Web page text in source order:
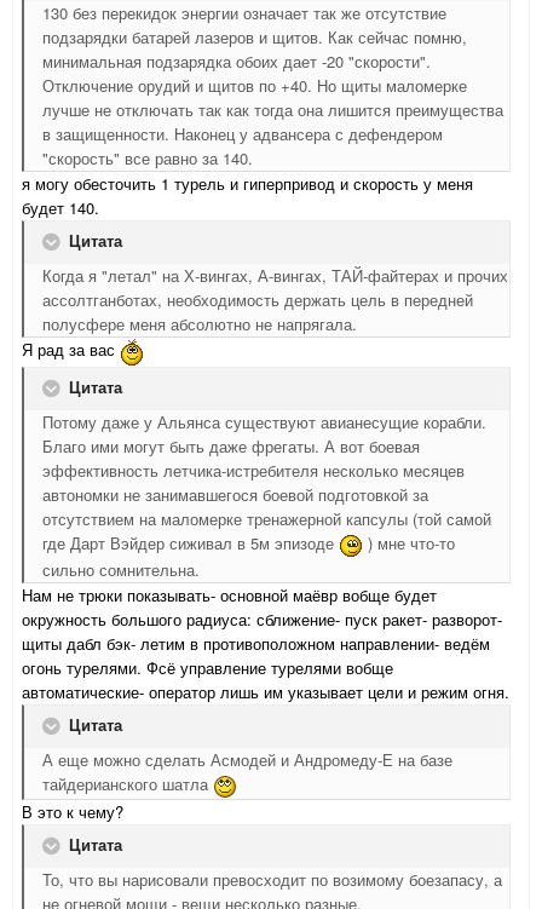
130 без перекидок энергии означает так же отсутствие
подзарядки батарей лазеров и щитов. Как сейчас помню,
минимальная подзарядка обоих дает -20 "скорости".
Отключение орудий и щитов по +40. Но щиты маломерке
лучше не отключать так как тогда она лишится преимущества
в защищенности. Наконец у адвансера с дефендером
"скорость" все равно за 140.
я могу обесточить 1 турель и гиперпривод и скорость у меня
будет 140.
Цитата
Когда я "летал" на Х-вингах, А-вингах, ТАЙ-файтерах и прочих
ассолтганботах, необходимость держать цель в передней
полусфере меня абсолютно не напрягала.
Я рад за вас
Цитата
Потому даже у Альянса существуют авианесущие корабли.
Благо ими могут быть даже фрегаты. А вот боевая
эффективность летчика-истребителя несколько месяцев
автономки не занимавшегося боевой подготовкой за
отсутствием на маломерке тренажерной капсулы (той самой
где Дарт Вэйдер сиживал в 5м эпизоде
) мне что-то
сильно сомнительна.
Нам не трюки показывать- основной маёвр вобще будет
окружность большого радиуса: сближение- пуск ракет- разворот-
щиты дабл бэк- летим в противоположном направлении- ведём
огонь турелями. Фсё управление турелями вобще
автоматические- оператор лишь им указывает цели и режим огня.
Цитата
А еще можно сделать Асмодей и Андромеду-Е на базе
тайдерианского шатла
В это к чему?
Цитата
То, что вы нарисовали превосходит по возимому боезапасу, а
не огневой мощи - вещи несколько разные.